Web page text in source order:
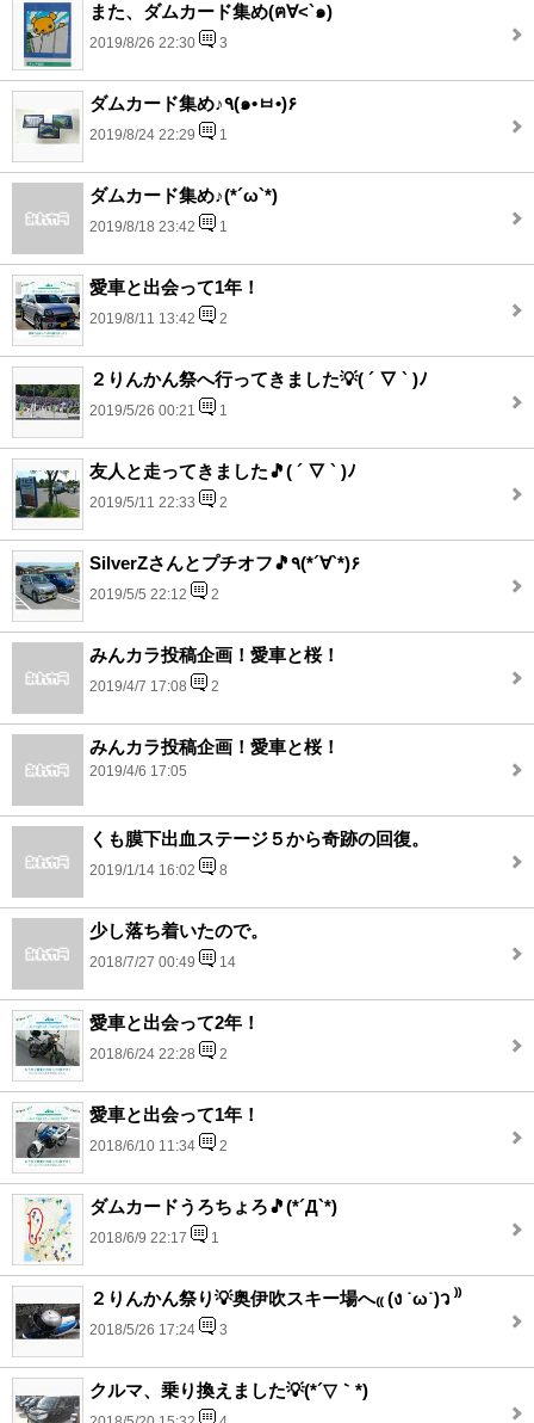
また、ダムカード集め(ฅ∀<`๑)
2019/8/26 22:30 3
ダムカード集め♪٩(๑•ㅂ•)۶
2019/8/24 22:29 1
ダムカード集め♪(*´ω`*)
2019/8/18 23:42 1
愛車と出会って1年！
2019/8/11 13:42 2
２りんかん祭へ行ってきました💡( ´ ▽ ` )ﾉ
2019/5/26 00:21 1
友人と走ってきました🎵( ´ ▽ ` )ﾉ
2019/5/11 22:33 2
SilverZさんとプチオフ🎵٩(*´∀`*)۶
2019/5/5 22:12 2
みんカラ投稿企画！愛車と桜！
2019/4/7 17:08 2
みんカラ投稿企画！愛車と桜！
2019/4/6 17:05
くも膜下出血ステージ５から奇跡の回復。
2019/1/14 16:02 8
少し落ち着いたので。
2018/7/27 00:49 14
愛車と出会って2年！
2018/6/24 22:28 2
愛車と出会って1年！
2018/6/10 11:34 2
ダムカードうろちょろ🎵(*´Д`*)
2018/6/9 22:17 1
２りんかん祭り💡奥伊吹スキー場へ₍₍ (ง ˙ω˙)ว ⁾⁾
2018/5/26 17:24 3
クルマ、乗り換えました💡(*´▽｀*)